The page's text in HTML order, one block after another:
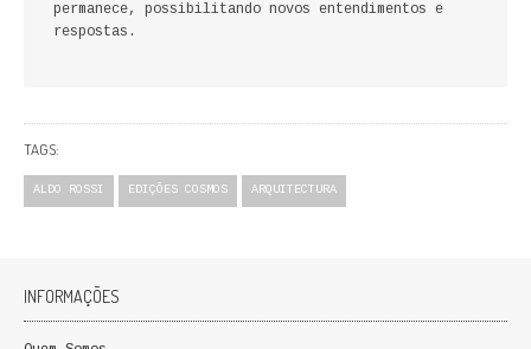
FICÇÃO E ROMANCE
NOVA BIBLIOTECA COSMOS
POESIA E TEATRO
POLÍTICA
CIÊNCIA POLITICA
permanece, possibilitando novos entendimentos e
respostas.
TAGS:
ALDO ROSSI EDIÇÕES COSMOS ARQUITECTURA
INFORMAÇÕES